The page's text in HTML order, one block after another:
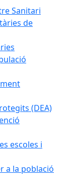
Sanitari
de
(DEA)
escoles i
a la població